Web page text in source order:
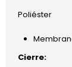
Poliéster
Cierre: